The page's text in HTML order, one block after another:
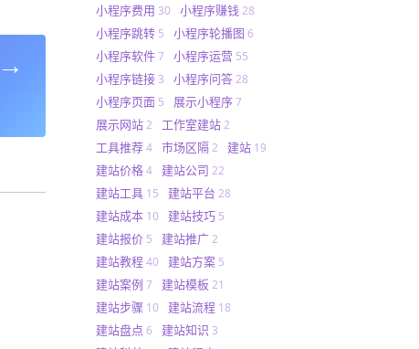
→
小程序费用 30 小程序赚钱 28
小程序跳转 5 小程序轮播图 6
小程序软件 7 小程序运营 55
小程序链接 3 小程序问答 28
小程序页面 5 展示小程序 7
展示网站 2 工作室建站 2
工具推荐 4 市场区隔 2 建站 19
建站价格 4 建站公司 22
建站工具 15 建站平台 28
建站成本 10 建站技巧 5
建站报价 5 建站推广 2
建站教程 40 建站方案 5
建站案例 7 建站模板 21
建站步骤 10 建站流程 18
建站盘点 6 建站知识 3